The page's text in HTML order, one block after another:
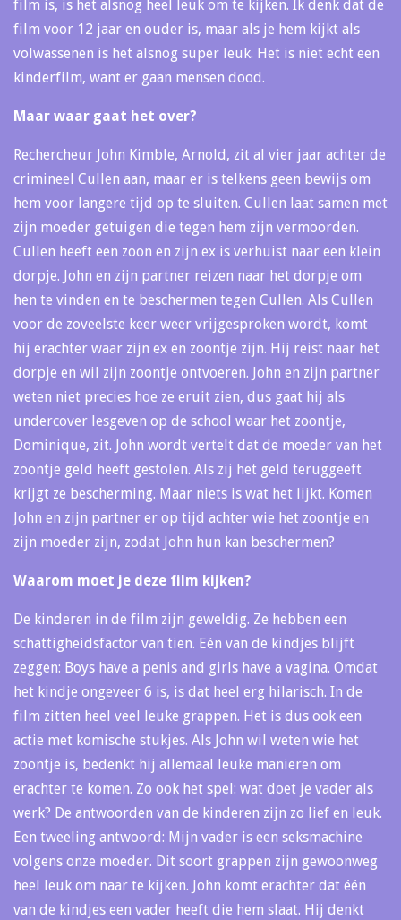
film is, is het alsnog heel leuk om te kijken. Ik denk dat de
film voor 12 jaar en ouder is, maar als je hem kijkt als
volwassenen is het alsnog super leuk. Het is niet echt een
kinderfilm, want er gaan mensen dood.
Maar waar gaat het over?
Rechercheur John Kimble, Arnold, zit al vier jaar achter de
crimineel Cullen aan, maar er is telkens geen bewijs om
hem voor langere tijd op te sluiten. Cullen laat samen met
zijn moeder getuigen die tegen hem zijn vermoorden.
Cullen heeft een zoon en zijn ex is verhuist naar een klein
dorpje. John en zijn partner reizen naar het dorpje om
hen te vinden en te beschermen tegen Cullen. Als Cullen
voor de zoveelste keer weer vrijgesproken wordt, komt
hij erachter waar zijn ex en zoontje zijn. Hij reist naar het
dorpje en wil zijn zoontje ontvoeren. John en zijn partner
weten niet precies hoe ze eruit zien, dus gaat hij als
undercover lesgeven op de school waar het zoontje,
Dominique, zit. John wordt vertelt dat de moeder van het
zoontje geld heeft gestolen. Als zij het geld teruggeeft
krijgt ze bescherming. Maar niets is wat het lijkt. Komen
John en zijn partner er op tijd achter wie het zoontje en
zijn moeder zijn, zodat John hun kan beschermen?
Waarom moet je deze film kijken?
De kinderen in de film zijn geweldig. Ze hebben een
schattigheidsfactor van tien. Eén van de kindjes blijft
zeggen: Boys have a penis and girls have a vagina. Omdat
het kindje ongeveer 6 is, is dat heel erg hilarisch. In de
film zitten heel veel leuke grappen. Het is dus ook een
actie met komische stukjes. Als John wil weten wie het
zoontje is, bedenkt hij allemaal leuke manieren om
erachter te komen. Zo ook het spel: wat doet je vader als
werk? De antwoorden van de kinderen zijn zo lief en leuk.
Een tweeling antwoord: Mijn vader is een seksmachine
volgens onze moeder. Dit soort grappen zijn gewoonweg
heel leuk om naar te kijken. John komt erachter dat één
van de kindjes een vader heeft die hem slaat. Hij denkt